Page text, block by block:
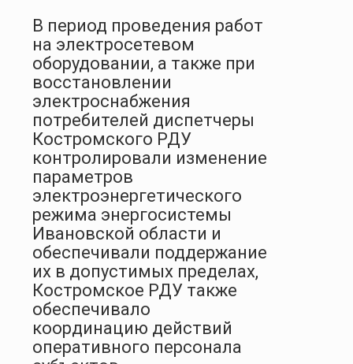
В период проведения работ
на электросетевом
оборудовании, а также при
восстановлении
электроснабжения
потребителей диспетчеры
Костромского РДУ
контролировали изменение
параметров
электроэнергетического
режима энергосистемы
Ивановской области и
обеспечивали поддержание
их в допустимых пределах,
Костромское РДУ также
обеспечивало
координацию действий
оперативного персонала